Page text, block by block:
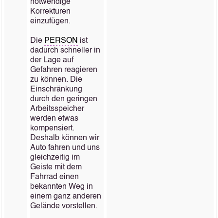
notwendige
Korrekturen
einzufügen.
Die PERSON ist
dadurch schneller in
der Lage auf
Gefahren reagieren
zu können. Die
Einschränkung
durch den geringen
Arbeitsspeicher
werden etwas
kompensiert.
Deshalb können wir
Auto fahren und uns
gleichzeitig im
Geiste mit dem
Fahrrad einen
bekannten Weg in
einem ganz anderen
Gelände vorstellen.